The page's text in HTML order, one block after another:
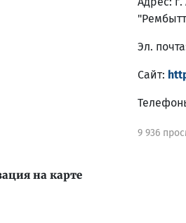
Эл.
Сайт:
9 936
на карте